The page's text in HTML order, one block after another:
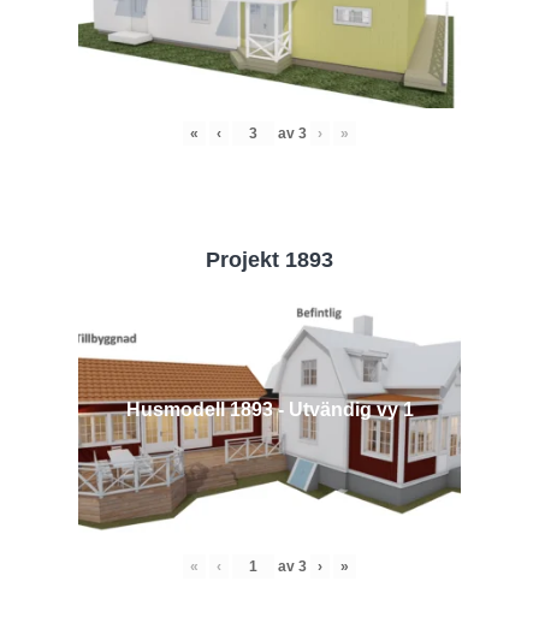
« ‹ av 3 › »
Projekt 1893
Husmodell 1893 - Utvändig vy 1
« ‹ av 3 › »